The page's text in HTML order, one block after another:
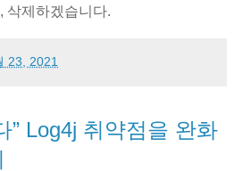
삭제하겠습니다.
23, 2021
” Log4j 취약점을 완화